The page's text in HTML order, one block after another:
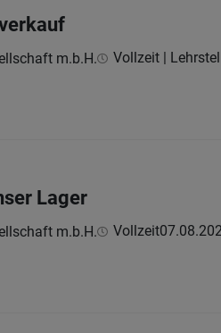
m.b.H. Vollzeit |
Lager
m.b.H. Vollzeit